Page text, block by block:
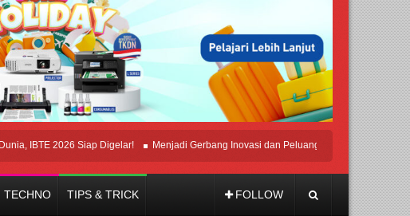
2026 Siap Digelar! Menjadi Gerbang Inovasi dan Peluang Bisnis Industri Gifts dan
TECHNO TIPS & TRICK FOLLOW